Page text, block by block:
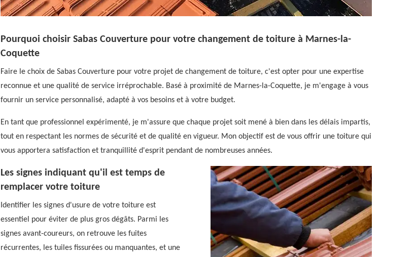
Pourquoi choisir Sabas Couverture pour votre changement de toiture à Marnes-la-
Coquette
Faire le choix de Sabas Couverture pour votre projet de changement de toiture, c'est opter pour une expertise
reconnue et une qualité de service irréprochable. Basé à proximité de Marnes-la-Coquette, je m'engage à vous
fournir un service personnalisé, adapté à vos besoins et à votre budget.
En tant que professionnel expérimenté, je m'assure que chaque projet soit mené à bien dans les délais impartis,
tout en respectant les normes de sécurité et de qualité en vigueur. Mon objectif est de vous offrir une toiture qui
vous apportera satisfaction et tranquillité d'esprit pendant de nombreuses années.
Les signes indiquant qu'il est temps de
remplacer votre toiture
Identifier les signes d'usure de votre toiture est
essentiel pour éviter de plus gros dégâts. Parmi les
signes avant-coureurs, on retrouve les fuites
récurrentes, les tuiles fissurées ou manquantes, et une